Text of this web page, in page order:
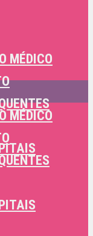
MÉDICO
MÉDICO